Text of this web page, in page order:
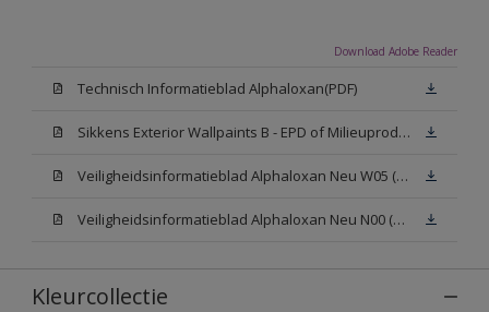
Download Adobe Reader
Technisch Informatieblad Alphaloxan(PDF)
Sikkens Exterior Wallpaints B - EPD of Milieuproductverklaring
Veiligheidsinformatieblad Alphaloxan Neu W05 (MSDS)
Veiligheidsinformatieblad Alphaloxan Neu N00 (MSDS)
Kleurcollectie